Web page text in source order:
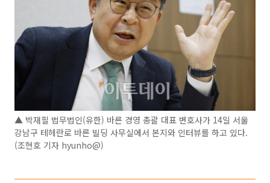
▲ 박재필 법무법인(유한) 바른 경영 총괄 대표 변호사가 14일 서울
강남구 테헤란로 바른 빌딩 사무실에서 본지와 인터뷰를 하고 있다.
(조현호 기자 hyunho@)